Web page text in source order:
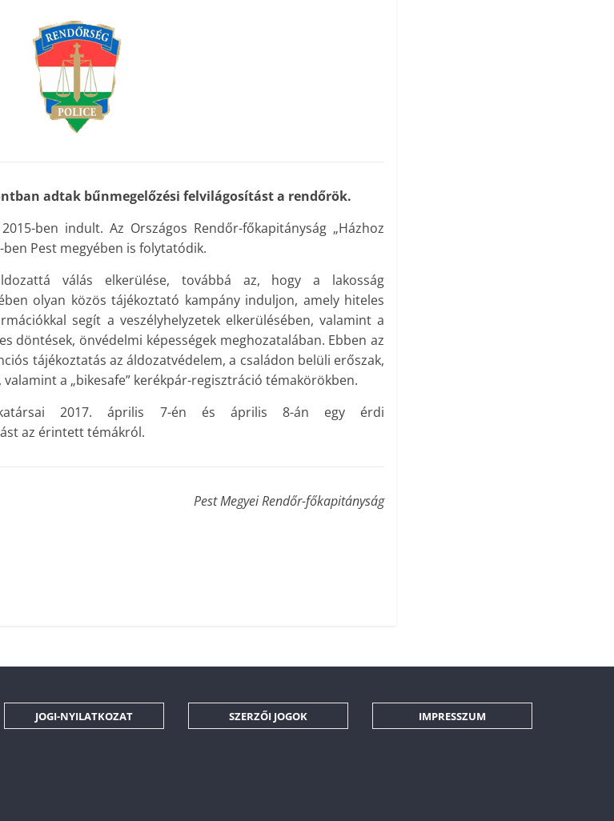
adtak bűnmegelőzési felvilágosítást a rendőrök.
ben indult. Az Országos Rendőr-főkapitányság „Házhoz
Pest megyében is folytatódik.
válás elkerülése, továbbá az, hogy a lakosság
olyan közös tájékoztató kampány induljon, amely hiteles
segít a veszélyhelyzetek elkerülésében, valamint a
döntések, önvédelmi képességek meghozatalában. Ebben az
tájékoztatás az áldozatvédelem, a családon belüli erőszak,
a „bikesafe” kerékpár-regisztráció témakörökben.
2017. április 7-én és április 8-án egy érdi
az érintett témákról.
Pest Megyei Rendőr-főkapitányság
JOGI-NYILATKOZAT SZERZŐI JOGOK IMPRESSZUM